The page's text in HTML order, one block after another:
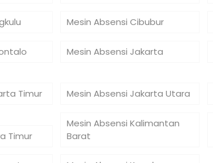
Mesin Absensi Cibubur
Mesin Absensi Jakarta
Timur Mesin Absensi Jakarta Utara
Timur
Mesin Absensi Kalimantan
Barat